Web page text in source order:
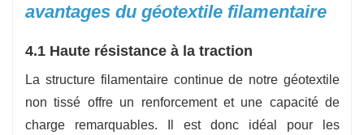
avantages du géotextile filamentaire
4.1 Haute résistance à la traction
La structure filamentaire continue de notre géotextile
non tissé offre un renforcement et une capacité de
charge remarquables. Il est donc idéal pour les